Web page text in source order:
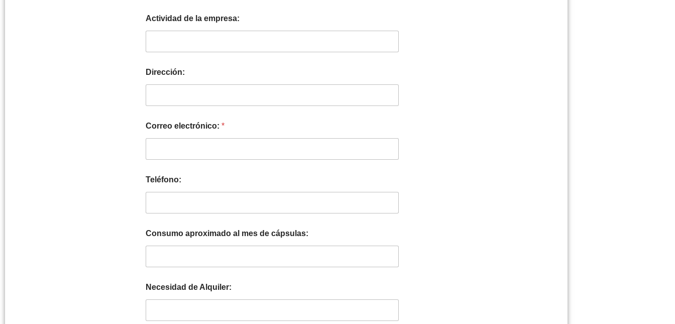
Actividad de la empresa:
Dirección:
Correo electrónico: *
Teléfono:
Consumo aproximado al mes de cápsulas:
Necesidad de Alquiler: